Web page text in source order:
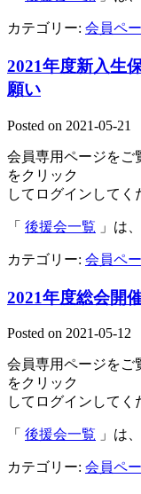
カテゴリー: 会員ペ
2021年度新入生
願い
Posted on 2021-05-21
会員専用ページをご
をクリック
してログインしてく
「 後援会一覧 」は
カテゴリー: 会員ペ
2021年度総会開
Posted on 2021-05-12
会員専用ページをご
をクリック
してログインしてく
「 後援会一覧 」は
カテゴリー: 会員ペ